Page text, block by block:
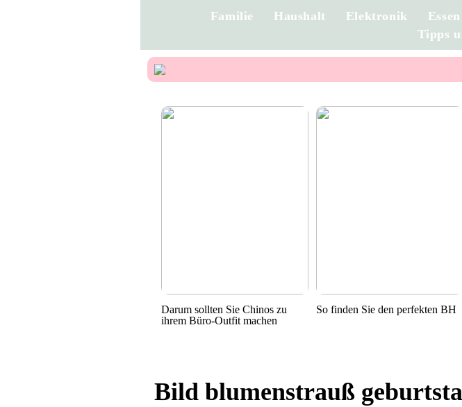
Familie Haushalt Elektronik Essen
Tipps
Darum sollten Sie Chinos zu
ihrem Büro-Outfit machen
So finden Sie den perfekten BH
Bild blumenstrauß